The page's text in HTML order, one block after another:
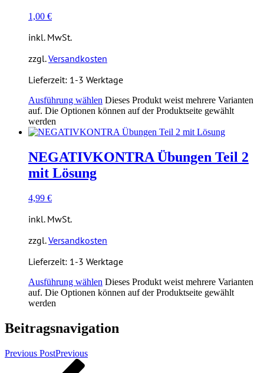
1,00 €
inkl. MwSt.
zzgl.Versandkosten
Lieferzeit: 1-3 Werktage
Ausführung wählen Dieses Produkt weist mehrere Varianten
auf. Die Optionen können auf der Produktseite gewählt
werden
NEGATIVKONTRA Übungen Teil 2
mit Lösung
4,99 €
inkl. MwSt.
zzgl.Versandkosten
Lieferzeit: 1-3 Werktage
Ausführung wählen Dieses Produkt weist mehrere Varianten
auf. Die Optionen können auf der Produktseite gewählt
werden
Beitragsnavigation
Previous PostPrevious